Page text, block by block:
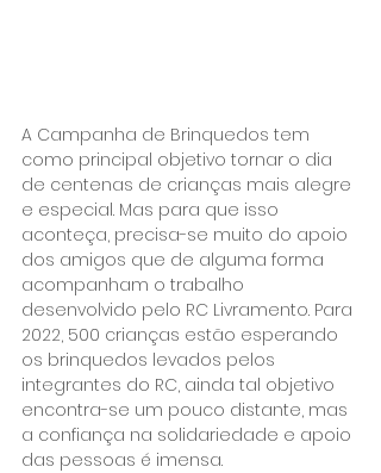
A Campanha de Brinquedos tem
como principal objetivo tornar o dia
de centenas de crianças mais alegre
e especial. Mas para que isso
aconteça, precisa-se muito do apoio
dos amigos que de alguma forma
acompanham o trabalho
desenvolvido pelo RC Livramento. Para
2022, 500 crianças estão esperando
os brinquedos levados pelos
integrantes do RC, ainda tal objetivo
encontra-se um pouco distante, mas
a confiança na solidariedade e apoio
das pessoas é imensa.